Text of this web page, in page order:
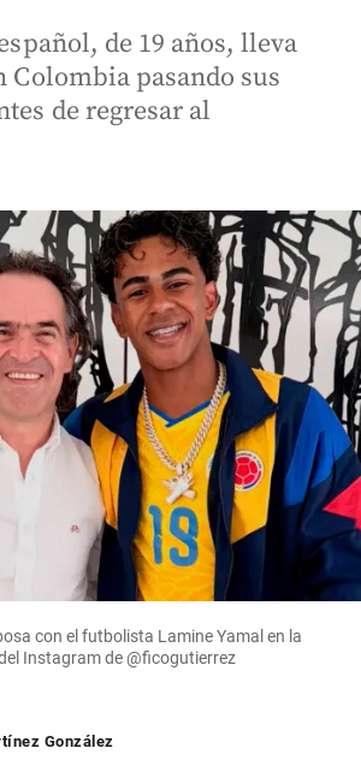
de 19 años, lleva
Colombia pasando sus
de regresar al
con el futbolista Lamine Yamal en la
Instagram de @ficogutierrez
González